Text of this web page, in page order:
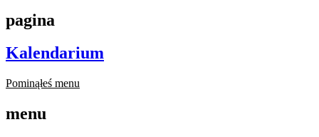
pagina
Kalendarium
Pominąłeś menu
menu